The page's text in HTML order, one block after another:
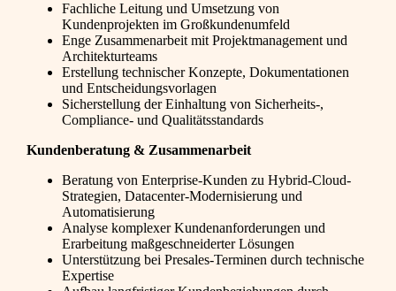
Fachliche Leitung und Umsetzung von
Kundenprojekten im Großkundenumfeld
Enge Zusammenarbeit mit Projektmanagement und
Architekturteams
Erstellung technischer Konzepte, Dokumentationen
und Entscheidungsvorlagen
Sicherstellung der Einhaltung von Sicherheits-,
Compliance- und Qualitätsstandards
Kundenberatung & Zusammenarbeit
Beratung von Enterprise-Kunden zu Hybrid-Cloud-
Strategien, Datacenter-Modernisierung und
Automatisierung
Analyse komplexer Kundenanforderungen und
Erarbeitung maßgeschneiderter Lösungen
Unterstützung bei Presales-Terminen durch technische
Expertise